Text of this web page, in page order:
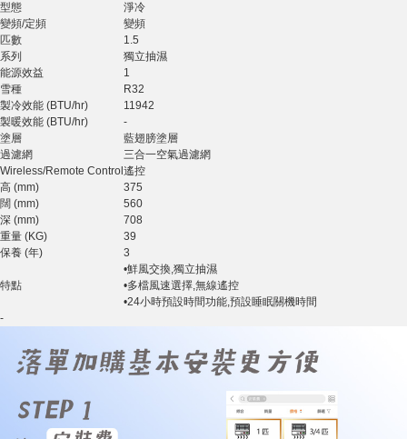
型態
淨冷
變頻/定頻
變頻
匹數
1.5
系列
獨立抽濕
能源效益
1
雪種
R32
製冷效能 (BTU/hr)
11942
製暖效能 (BTU/hr)
-
塗層
藍翅膀塗層
過濾網
三合一空氣過濾網
Wireless/Remote Control 遙控
高 (mm)
375
闊 (mm)
560
深 (mm)
708
重量 (KG)
39
保養 (年)
3
特點
•鮮風交換,獨立抽濕
•多檔風速選擇,無線遙控
•24小時預設時間功能,預設睡眠關機時間
-